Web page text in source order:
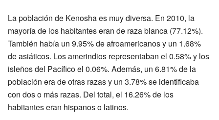
La población de Kenosha es muy diversa. En 2010, la
mayoría de los habitantes eran de raza blanca (77.12%).
También había un 9.95% de afroamericanos y un 1.68%
de asiáticos. Los amerindios representaban el 0.58% y los
isleños del Pacífico el 0.06%. Además, un 6.81% de la
población era de otras razas y un 3.78% se identificaba
con dos o más razas. Del total, el 16.26% de los
habitantes eran hispanos o latinos.